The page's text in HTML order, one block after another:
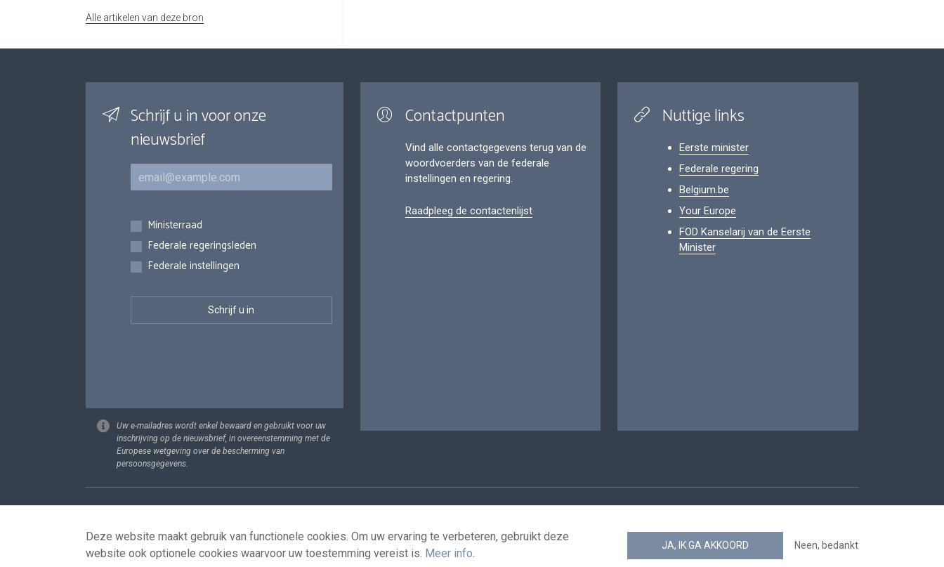
Alle artikelen van deze bron
Schrijf u in voor onze
nieuwsbrief
E-mail
Inschrijvingen
Ministerraad
Federale regeringsleden
Federale instellingen
Uw e-mailadres wordt enkel bewaard en gebruikt voor uw
inschrijving op de nieuwsbrief, in overeenstemming met de
Europese wetgeving over de bescherming van
persoonsgegevens.
Contactpunten
Vind alle contactgegevens terug van de
woordvoerders van de federale
instellingen en regering.
Raadpleeg de contactenlijst
Nuttige links
Eerste minister
Federale regering
Belgium.be
Your Europe
FOD Kanselarij van de Eerste
Minister
Footer
Deze website maakt gebruik van functionele cookies. Om uw ervaring te verbeteren, gebruikt deze
website ook optionele cookies waarvoor uw toestemming vereist is. Meer info.
JA, IK GA AKKOORD Neen, bedankt